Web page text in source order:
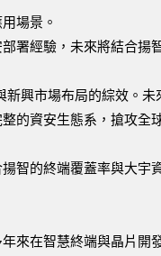
場景。
署經驗，未來將結合揚
興市場布局的綜效。未
的資安生態系，搶攻全
智的終端覆蓋率與大宇
來在智慧終端與晶片開